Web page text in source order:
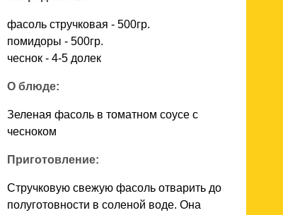
фасоль стручковая - 500гр.
помидоры - 500гр.
чеснок - 4-5 долек
О блюде:
Зеленая фасоль в томатном соусе с
чесноком
Приготовление:
Стручковую свежую фасоль отварить до
полуготовности в соленой воде. Она